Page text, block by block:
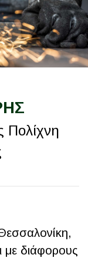
Πολίχνη
διάφορους